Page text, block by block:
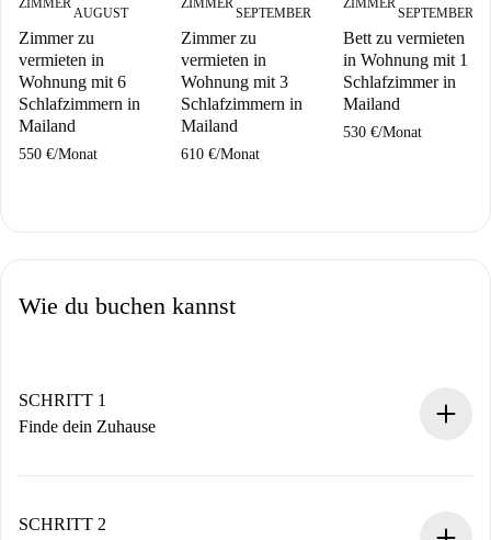
ZIMMER
AUGUST
Zimmer zu
vermieten in
Wohnung mit 6
Schlafzimmern in
Mailand
550 €/Monat
ZIMMER
SEPTEMBER
Zimmer zu
vermieten in
Wohnung mit 3
Schlafzimmern in
Mailand
610 €/Monat
ZIMMER
SEPTEMBER
Bett zu vermieten
in Wohnung mit 1
Schlafzimmer in
Mailand
530 €/Monat
Wie du buchen kannst
SCHRITT 1
Finde dein Zuhause
Du erhältst alle notwendigen Informationen im Voraus.
SCHRITT 2